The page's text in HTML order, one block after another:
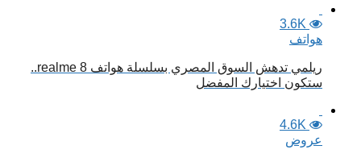
3.6K
هواتف
ريلمي تدهش السوق المصري بسلسلة هواتف realme 8..
ستكون اختيارك المفضل
4.6K
عروض